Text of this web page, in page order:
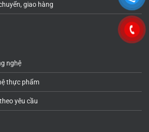
giao hàng
nghệ
thực phẩm
yêu cầu